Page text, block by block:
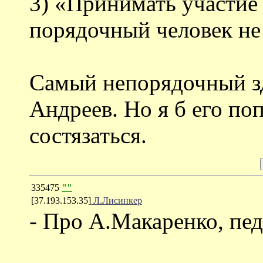
порядочный человек
Самый непорядочный
Андреев. Но я б его
состязаться.
335475 ""
[37.193.153.35] Л.Лисинкер
- Про А.Макаренко,